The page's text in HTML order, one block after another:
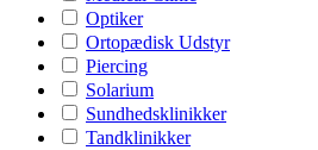
Optiker
Ortopædisk Udstyr
Piercing
Solarium
Sundhedsklinikker
Tandklinikker